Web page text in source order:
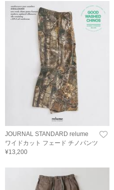
JOURNAL STANDARD relume
ワイドカット フェード チノパンツ
¥13,200